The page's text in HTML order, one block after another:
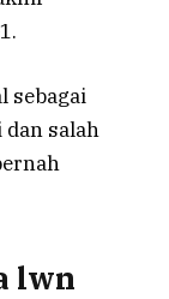
sebagai
dan salah
lwn